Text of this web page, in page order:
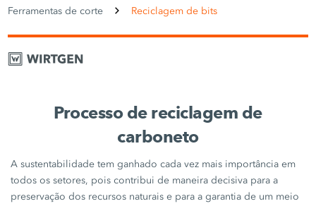
Ferramentas de corte Reciclagem de bits
Processo de reciclagem de
carboneto
A sustentabilidade tem ganhado cada vez mais importância em
todos os setores, pois contribui de maneira decisiva para a
preservação dos recursos naturais e para a garantia de um meio